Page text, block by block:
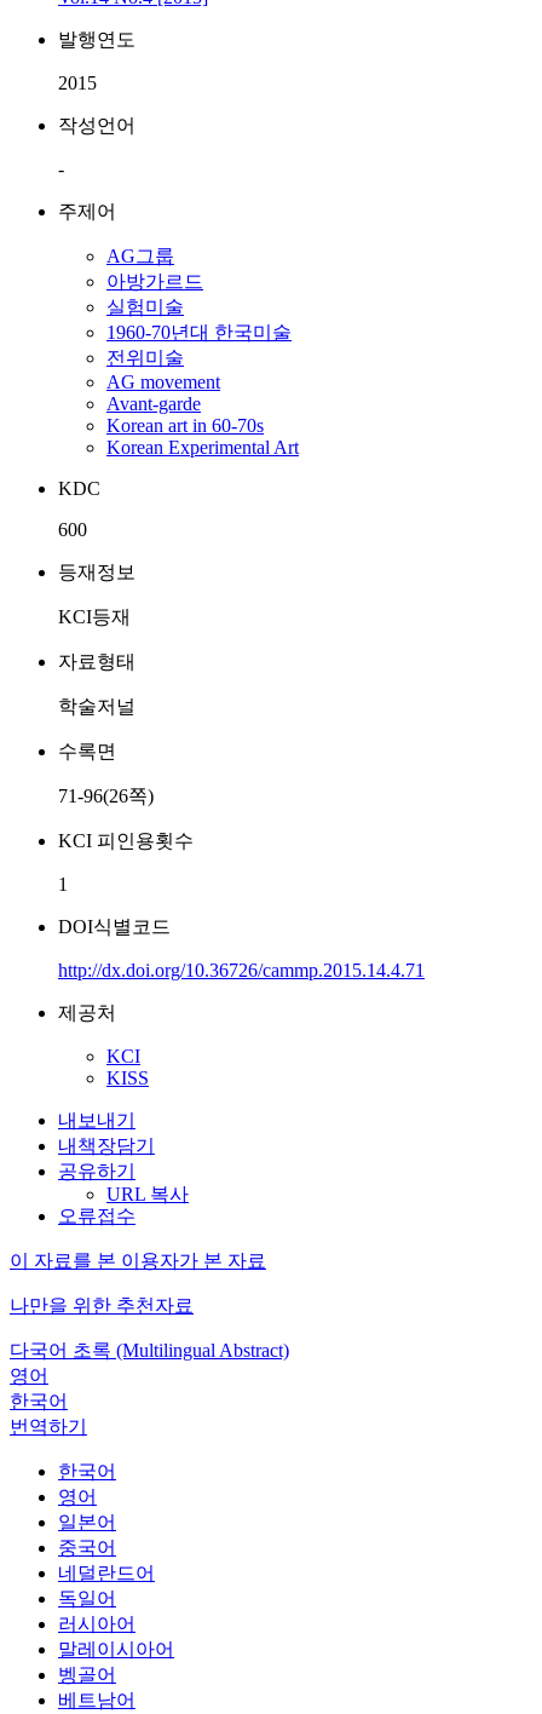
발행연도
2015
작성언어
-
주제어
AG그룹
아방가르드
실험미술
1960-70년대 한국미술
전위미술
AG movement
Avant-garde
Korean art in 60-70s
Korean Experimental Art
KDC
600
등재정보
KCI등재
자료형태
학술저널
수록면
71-96(26쪽)
KCI 피인용횟수
1
DOI식별코드
http://dx.doi.org/10.36726/cammp.2015.14.4.71
제공처
KCI
KISS
내보내기
내책장담기
공유하기
URL 복사
오류접수
이 자료를 본 이용자가 본 자료
나만을 위한 추천자료
다국어 초록 (Multilingual Abstract)
영어
한국어
번역하기
한국어
영어
일본어
중국어
네덜란드어
독일어
러시아어
말레이시아어
벵골어
베트남어